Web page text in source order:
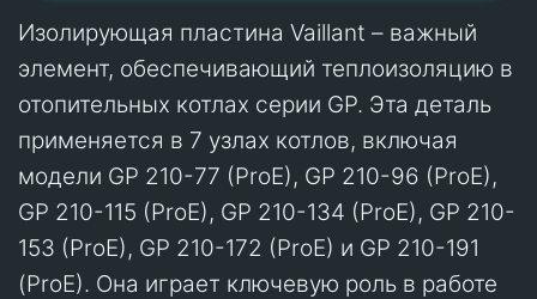
Изолирующая пластина Vaillant – важный
элемент, обеспечивающий теплоизоляцию в
отопительных котлах серии GP. Эта деталь
применяется в 7 узлах котлов, включая
модели GP 210-77 (ProE), GP 210-96 (ProE),
GP 210-115 (ProE), GP 210-134 (ProE), GP 210-
153 (ProE), GP 210-172 (ProE) и GP 210-191
(ProE). Она играет ключевую роль в работе